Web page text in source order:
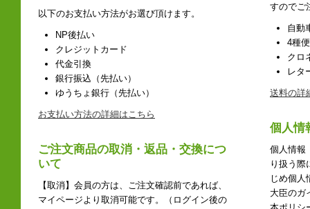
以下のお支払い方法がお選び頂けます。
NP後払い
クレジットカード
代金引換
銀行振込（先払い）
ゆうちょ銀行（先払い）
お支払い方法の詳細はこちら
ご注文商品の取消・返品・交換につ
いて
【取消】会員の方は、ご注文確認前であれば、
マイページより取消可能です。（ログイン後の
すのでご
自動
4種
クロ
レタ
送料の詳
個人情
個人情報
り扱う際
じめ個人
大臣のガ